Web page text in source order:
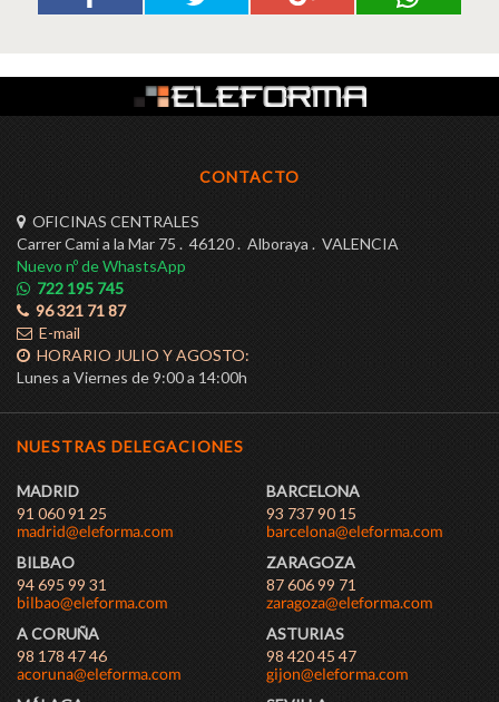
CONTACTO
OFICINAS CENTRALES
Carrer Cami a la Mar 75 . 46120 . Alboraya . VALENCIA
Nuevo nº de WhastsApp
722 195 745
96 321 71 87
E-mail
HORARIO JULIO Y AGOSTO:
Lunes a Viernes de 9:00 a 14:00h
NUESTRAS DELEGACIONES
MADRID
91 060 91 25
BILBAO
94 695 99 31
BARCELONA
93 737 90 15
ZARAGOZA
87 606 99 71
A CORUÑA
98 178 47 46
ASTURIAS
98 420 45 47